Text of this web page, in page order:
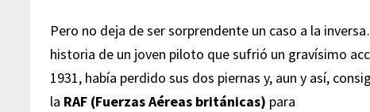
Pero no deja de ser sorprendente un caso a la
historia de un joven piloto que sufrió un gravísimo
1931, había perdido sus dos piernas y, aun y así,
la RAF (Fuerzas Aéreas británicas) para